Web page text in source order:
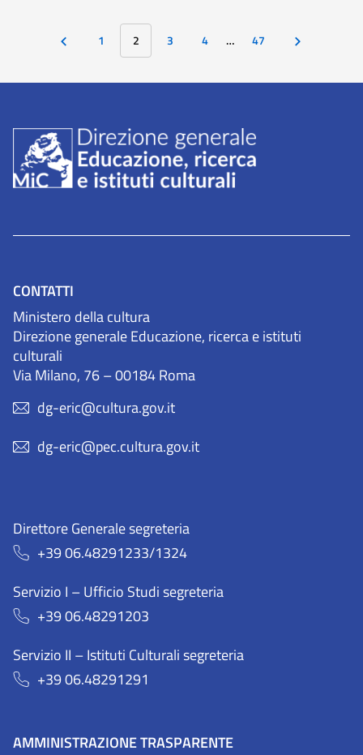
1 2 3 4 … 47
CONTATTI
Ministero della cultura
Direzione generale Educazione, ricerca e istituti
culturali
Via Milano, 76 – 00184 Roma
dg-eric@cultura.gov.it
dg-eric@pec.cultura.gov.it
Direttore Generale segreteria
+39 06.48291233/1324
Servizio I – Ufficio Studi segreteria
+39 06.48291203
Servizio II – Istituti Culturali segreteria
+39 06.48291291
AMMINISTRAZIONE TRASPARENTE